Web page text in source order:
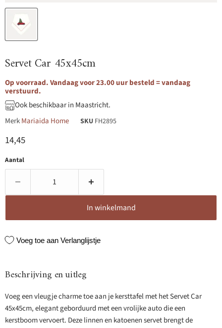
Servet Car 45x45cm
Op voorraad. Vandaag voor 23.00 uur besteld = vandaag
verstuurd.
Ook beschikbaar in Maastricht.
MerkMariaida Home SKU FH2895
Huidige prijs
14,45
Aantal
In winkelmand
Voeg toe aan Verlanglijstje
Beschrijving en uitleg
Voeg een vleugje charme toe aan je kersttafel met het Servet Car
45x45cm, elegant geborduurd met een vrolijke auto die een
kerstboom vervoert. Deze linnen en katoenen servet brengt de